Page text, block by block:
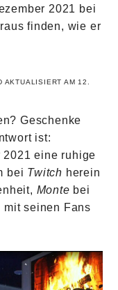
2021 bei
finden, wie er
AKTUALISIERT AM 12.
Geschenke
ist:
2021 eine ruhige
bei Twitch herein
Monte bei
mit seinen Fans